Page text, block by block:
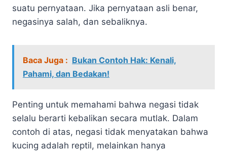
suatu pernyataan. Jika pernyataan asli benar,
negasinya salah, dan sebaliknya.
Baca Juga : Bukan Contoh Hak: Kenali,
Pahami, dan Bedakan!
Penting untuk memahami bahwa negasi tidak
selalu berarti kebalikan secara mutlak. Dalam
contoh di atas, negasi tidak menyatakan bahwa
kucing adalah reptil, melainkan hanya